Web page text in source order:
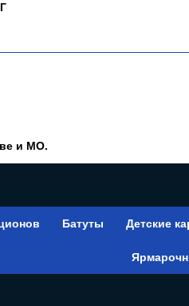
и МО.
Батуты Детские